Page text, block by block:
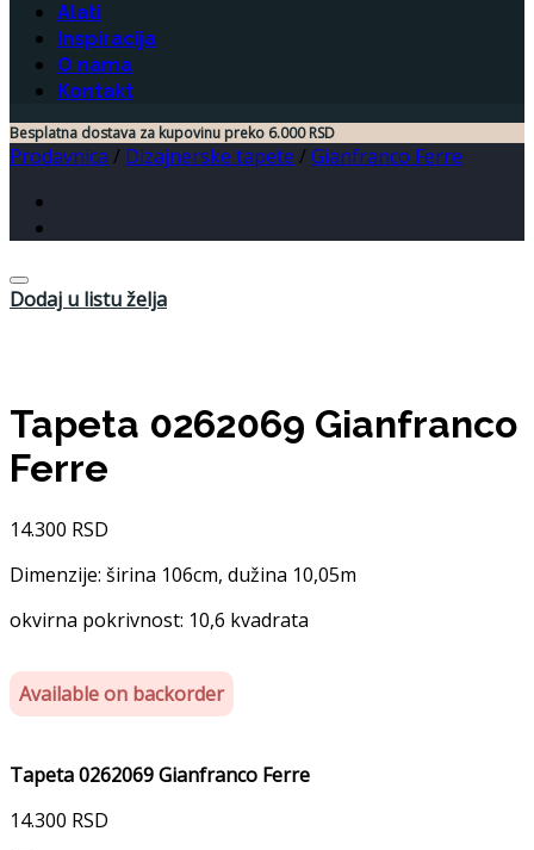
Alati
Inspiracija
O nama
Kontakt
Besplatna dostava za kupovinu preko 6.000 RSD
Prodavnica / Dizajnerske tapete /Gianfranco Ferre
Dodaj u listu želja
Tapeta 0262069 Gianfranco
Ferre
14.300 RSD
Dimenzije: širina 106cm, dužina 10,05m
okvirna pokrivnost: 10,6 kvadrata
Available on backorder
Tapeta 0262069 Gianfranco Ferre
14.300 RSD